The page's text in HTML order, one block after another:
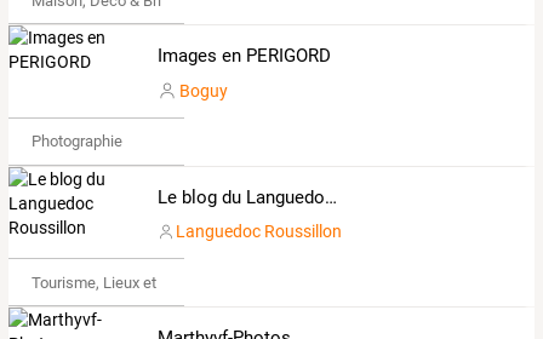
Images en PERIGORD
Boguy
Photographie
Le blog du Languedoc Roussillon
Languedoc Roussillon
Tourisme, Lieux et Événements